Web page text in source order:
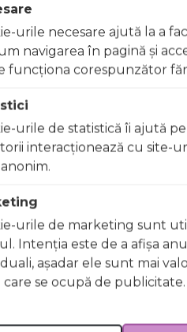
urile necesare ajută la a
navigarea în pagină şi
funcţiona corespunzător
urile de statistică îi ajută
interacţionează cu site-
urile de marketing sunt
Intenţia este de a afişa
aşadar ele sunt mai
se ocupă de publicitate.